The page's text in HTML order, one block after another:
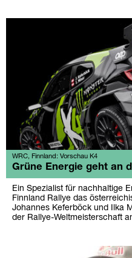
WRC, Finnland: Vorschau K4
Grüne Energie geht an
Ein Spezialist für nachhaltige
Finnland Rallye das
Johannes Keferböck und Ilka
der Rallye-Weltmeisterschaft